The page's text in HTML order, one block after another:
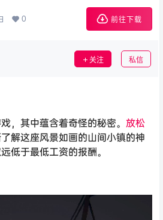
0 前往下载
关注 私信
，其中蕴含着奇怪的秘密。 放松
解这座风景如画的山间小镇的神
低于最低工资的报酬。